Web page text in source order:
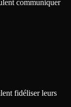
communiquer
fidéliser leurs